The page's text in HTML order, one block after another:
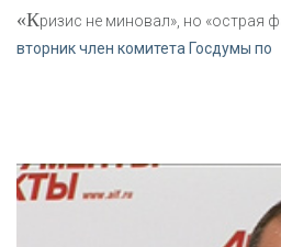
«Кризис не миновал», но «острая
вторник член комитета Госдумы по